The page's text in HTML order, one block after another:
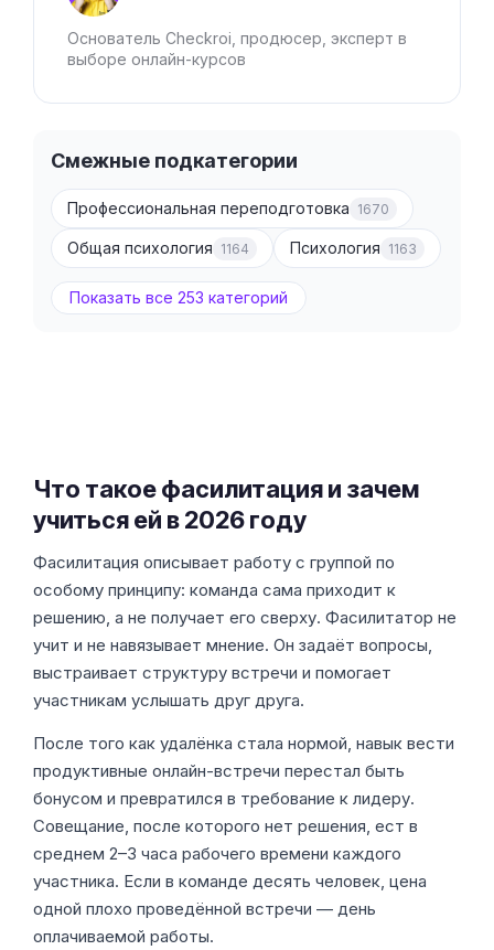
Основатель Checkroi, продюсер, эксперт в
выборе онлайн-курсов
Что такое фасилитация и зачем
учиться ей в 2026 году
Фасилитация описывает работу с группой по
особому принципу: команда сама приходит к
решению, а не получает его сверху. Фасилитатор не
учит и не навязывает мнение. Он задаёт вопросы,
выстраивает структуру встречи и помогает
участникам услышать друг друга.
После того как удалёнка стала нормой, навык вести
продуктивные онлайн-встречи перестал быть
бонусом и превратился в требование к лидеру.
Совещание, после которого нет решения, ест в
среднем 2–3 часа рабочего времени каждого
участника. Если в команде десять человек, цена
одной плохо проведённой встречи — день
оплачиваемой работы.
Смежные подкатегории
Профессиональная переподготовка 1670
Общая психология 1164 Психология 1163
Показать все 253 категорий